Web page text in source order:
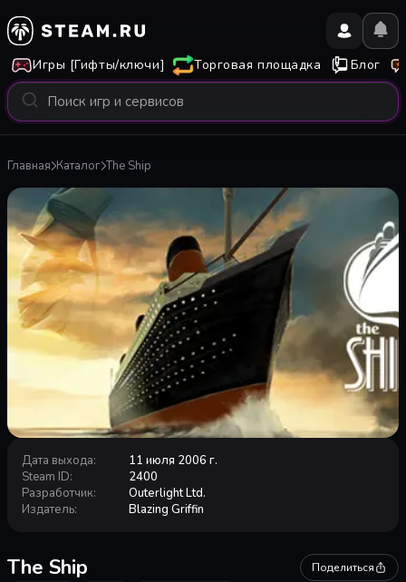
Игры [Гифты/ключи] Торговая площадка Блог
Главная Каталог The Ship
Дата выхода:
11 июля 2006 г.
Steam ID:
2400
Разработчик:
Outerlight Ltd.
Издатель: Blazing Griffin
The Ship Поделиться